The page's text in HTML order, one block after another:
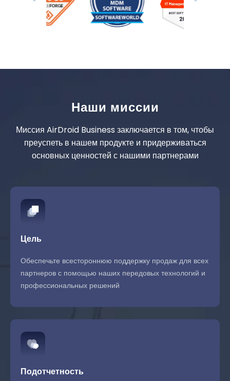
Наши миссии
Миссия AirDroid Business заключается в том, чтобы
преуспеть в нашем продукте и придерживаться
основных ценностей с нашими партнерами
Цель
Обеспечьте всестороннюю поддержку продаж для всех
партнеров с помощью наших передовых технологий и
профессиональных решений
Подотчетность